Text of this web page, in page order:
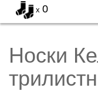
x 0
Носки